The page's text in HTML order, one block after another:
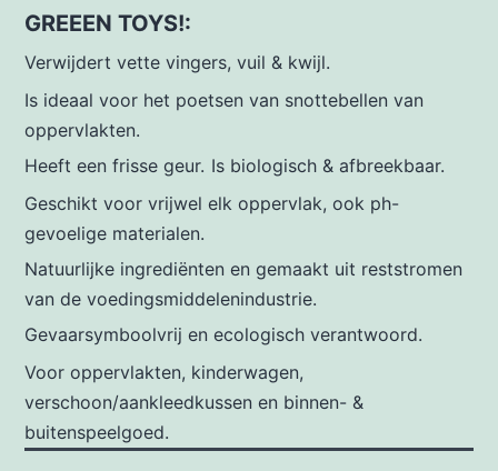
GREEEN TOYS!:
Verwijdert vette vingers, vuil & kwijl.
Is ideaal voor het poetsen van snottebellen van
oppervlakten.
Heeft een frisse geur. Is biologisch & afbreekbaar.
Geschikt voor vrijwel elk oppervlak, ook ph-
gevoelige materialen.
Natuurlijke ingrediënten en gemaakt uit reststromen
van de voedingsmiddelenindustrie.
Gevaarsymboolvrij en ecologisch verantwoord.
Voor oppervlakten, kinderwagen,
verschoon/aankleedkussen en binnen- &
buitenspeelgoed.